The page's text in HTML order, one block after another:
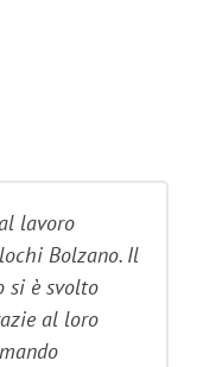
lavoro
Bolzano. Il
si è svolto
al loro